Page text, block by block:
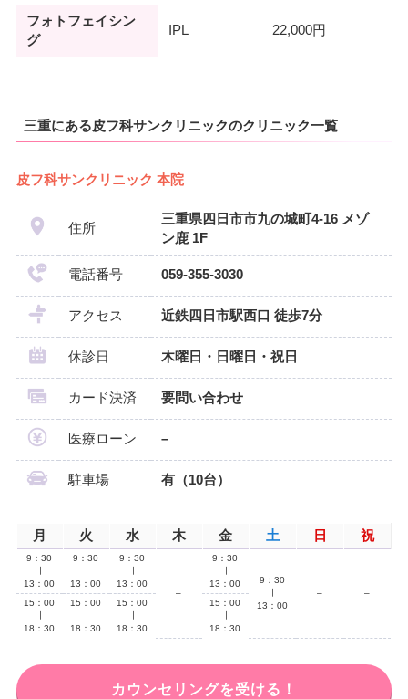
フォトフェイシン
グ
IPL 22,000円
三重にある皮フ科サンクリニックのクリニック一覧
皮フ科サンクリニック 本院
住所
三重県四日市市九の城町4-16 メゾ
ン鹿 1F
電話番号 059-355-3030
アクセス 近鉄四日市駅西口 徒歩7分
休診日 木曜日・日曜日・祝日
カード決済 要問い合わせ
医療ローン –
駐車場 有（10台）
月 火 水 木 金 土 日 祝
9：30
13：00
9：30
13：00
9：30
13：00
–
9：30
13：00
9：30
13：00
–
–
15：00
18：30
15：00
18：30
15：00
18：30
15：00
18：30
カウンセリングを受ける！